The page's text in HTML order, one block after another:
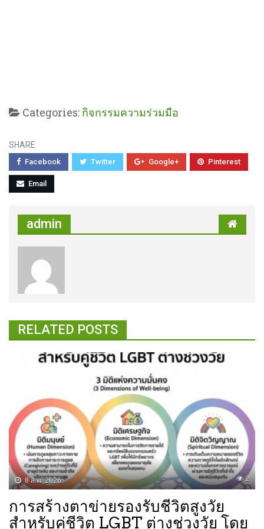
Categories: กิจกรรมความร่วมมือ
SHARE
Facebook Twitter Google+ Pinterest
Email
admin
RELATED POSTS
8 ส.ค. 2026 2
การสร้างตาข่ายรองรับชีวิตสูงวัย
สำหรับคู่ชีวิต LGBT ต่างช่วงวัย โดย